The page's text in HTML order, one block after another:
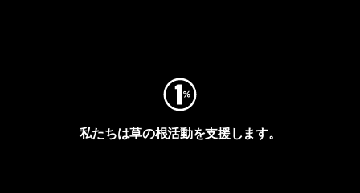
私たちは草の根活動を支援します。